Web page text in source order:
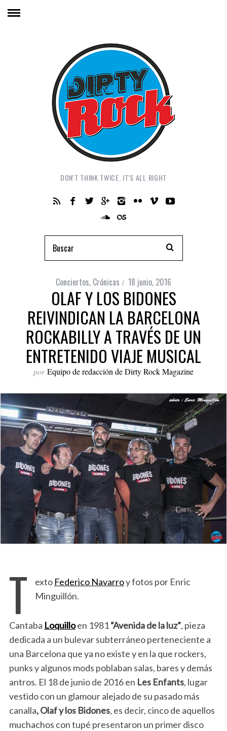
DON'T THINK TWICE, IT'S ALL RIGHT
Conciertos, Crónicas 18 junio, 2016
OLAF Y LOS BIDONES
REIVINDICAN LA BARCELONA
ROCKABILLY A TRAVÉS DE UN
ENTRETENIDO VIAJE MUSICAL
por Equipo de redacción de Dirty Rock Magazine
T exto Federico Navarroy fotos por Enric
Minguillón.
Cantaba Loquilloen 1981“Avenida de la luz”, pieza
dedicada a un bulevar subterráneo perteneciente a
una Barcelona que ya no existe y en la que rockers,
punks y algunos mods poblaban salas, bares y demás
antros. El 18 de junio de 2016 en Les Enfants, lugar
vestido con un glamour alejado de su pasado más
canalla, Olaf y los Bidones, es decir, cinco de aquellos
muchachos con tupé presentaron un primer disco